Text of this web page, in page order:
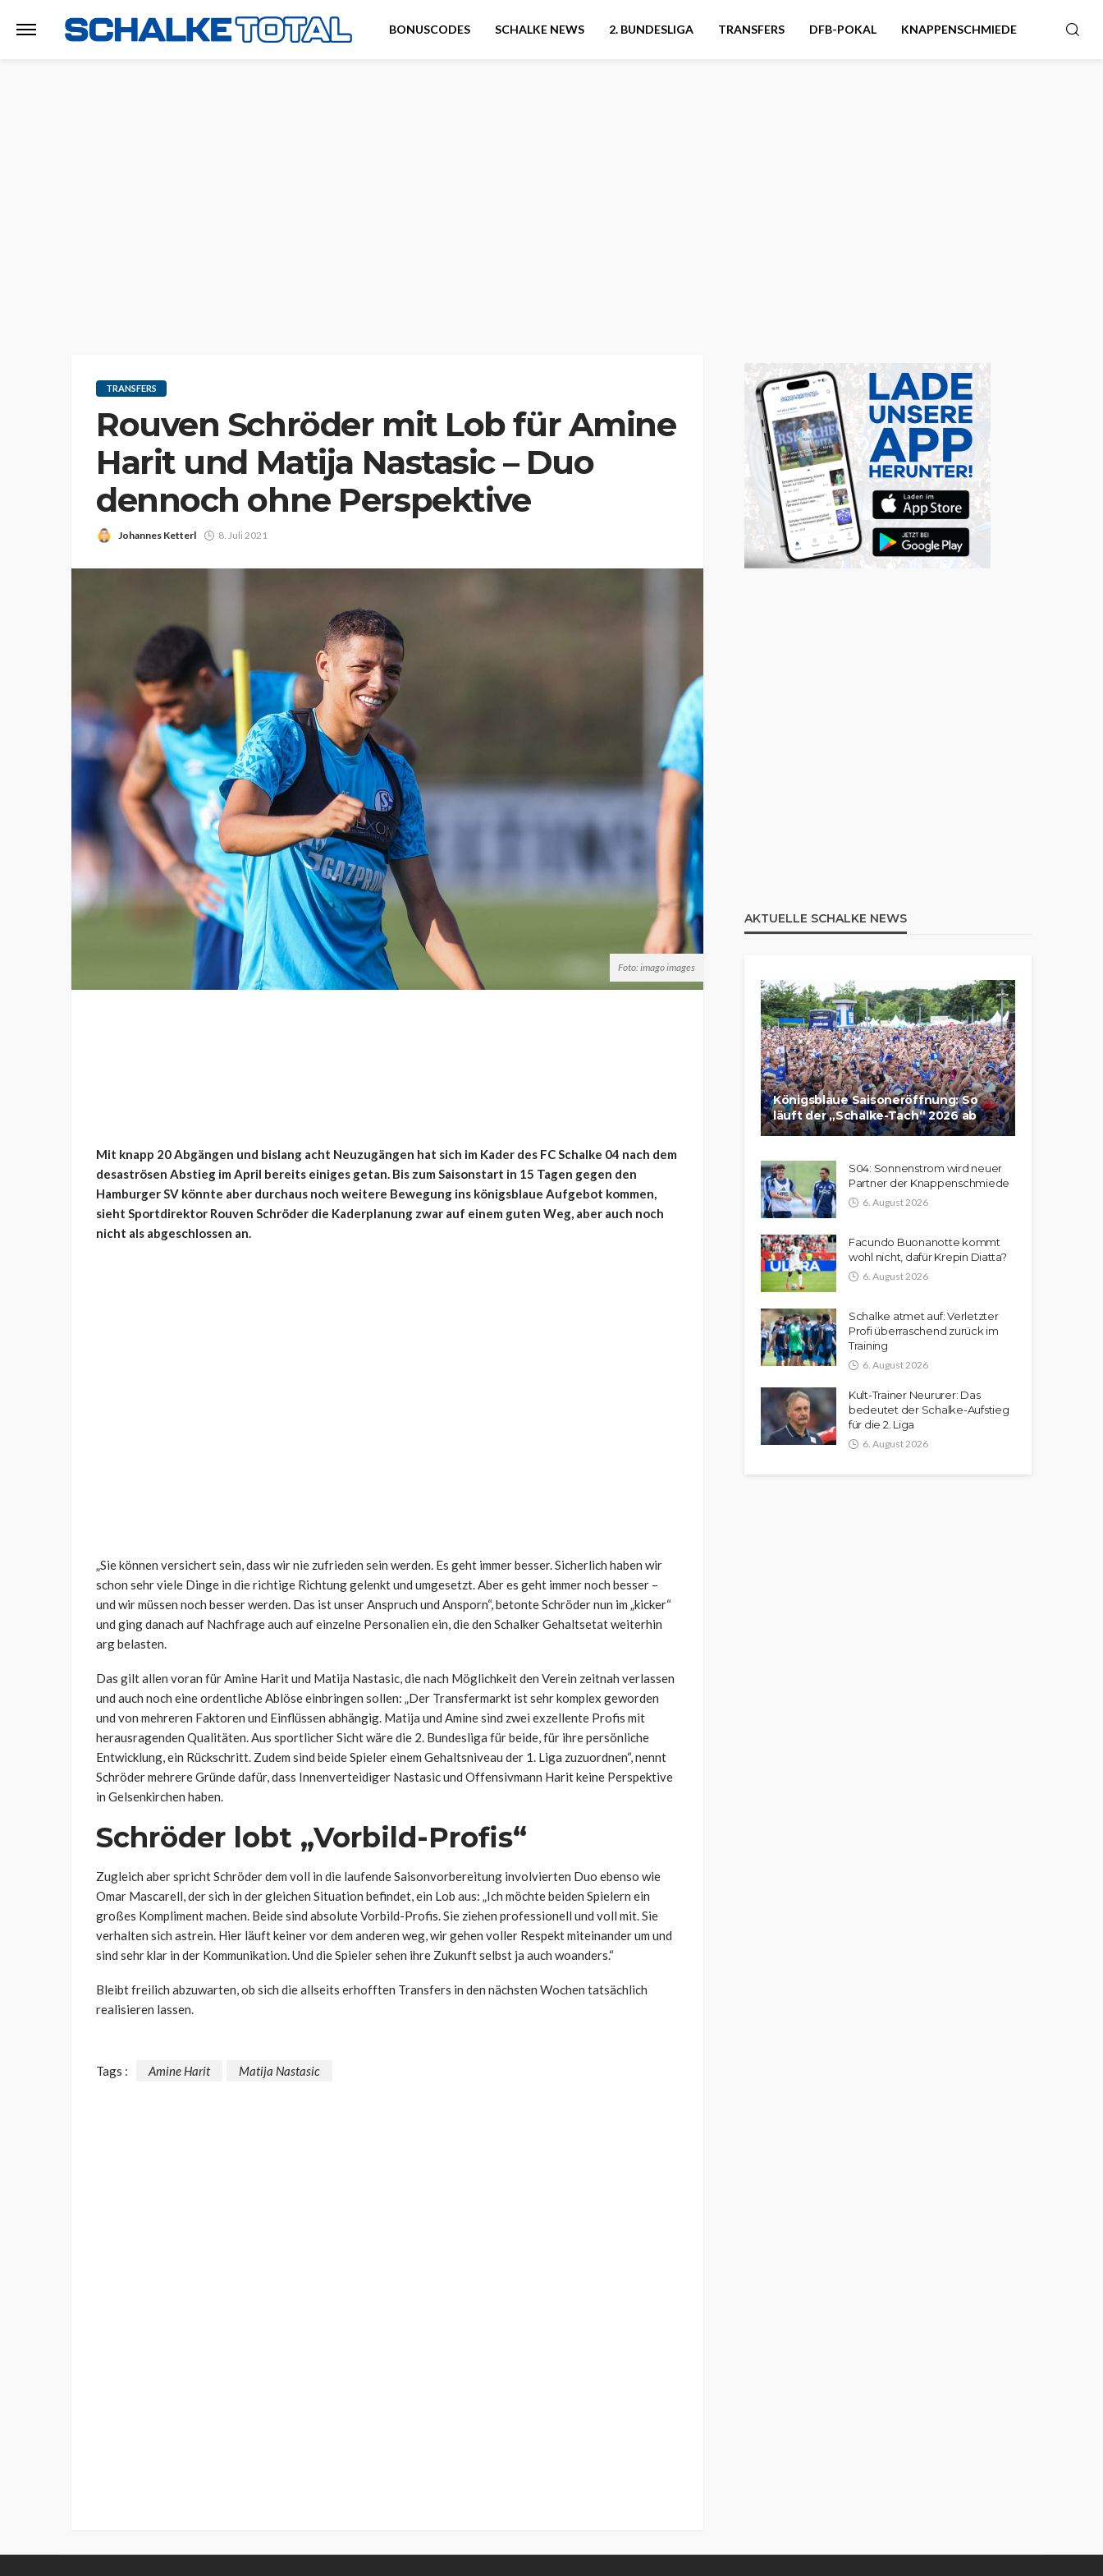
BONUSCODES SCHALKE NEWS 2. BUNDESLIGA TRANSFERS DFB-POKAL KNAPPENSCHMIEDE
TRANSFERS
Rouven Schröder mit Lob für Amine
Harit und Matija Nastasic – Duo
dennoch ohne Perspektive
Johannes Ketterl 8. Juli 2021
Foto: imago images
Mit knapp 20 Abgängen und bislang acht Neuzugängen hat sich im Kader des FC Schalke 04 nach dem
desaströsen Abstieg im April bereits einiges getan. Bis zum Saisonstart in 15 Tagen gegen den
Hamburger SV könnte aber durchaus noch weitere Bewegung ins königsblaue Aufgebot kommen,
sieht Sportdirektor Rouven Schröder die Kaderplanung zwar auf einem guten Weg, aber auch noch
nicht als abgeschlossen an.
„Sie können versichert sein, dass wir nie zufrieden sein werden. Es geht immer besser. Sicherlich haben wir
schon sehr viele Dinge in die richtige Richtung gelenkt und umgesetzt. Aber es geht immer noch besser –
und wir müssen noch besser werden. Das ist unser Anspruch und Ansporn“, betonte Schröder nun im „kicker“
und ging danach auf Nachfrage auch auf einzelne Personalien ein, die den Schalker Gehaltsetat weiterhin
arg belasten.
Das gilt allen voran für Amine Harit und Matija Nastasic, die nach Möglichkeit den Verein zeitnah verlassen
und auch noch eine ordentliche Ablöse einbringen sollen: „Der Transfermarkt ist sehr komplex geworden
und von mehreren Faktoren und Einflüssen abhängig. Matija und Amine sind zwei exzellente Profis mit
herausragenden Qualitäten. Aus sportlicher Sicht wäre die 2. Bundesliga für beide, für ihre persönliche
Entwicklung, ein Rückschritt. Zudem sind beide Spieler einem Gehaltsniveau der 1. Liga zuzuordnen“, nennt
Schröder mehrere Gründe dafür, dass Innenverteidiger Nastasic und Offensivmann Harit keine Perspektive
in Gelsenkirchen haben.
Schröder lobt „Vorbild-Profis“
Zugleich aber spricht Schröder dem voll in die laufende Saisonvorbereitung involvierten Duo ebenso wie
Omar Mascarell, der sich in der gleichen Situation befindet, ein Lob aus: „Ich möchte beiden Spielern ein
großes Kompliment machen. Beide sind absolute Vorbild-Profis. Sie ziehen professionell und voll mit. Sie
verhalten sich astrein. Hier läuft keiner vor dem anderen weg, wir gehen voller Respekt miteinander um und
sind sehr klar in der Kommunikation. Und die Spieler sehen ihre Zukunft selbst ja auch woanders.“
Bleibt freilich abzuwarten, ob sich die allseits erhofften Transfers in den nächsten Wochen tatsächlich
realisieren lassen.
Tags : Amine Harit Matija Nastasic
AKTUELLE SCHALKE NEWS
Königsblaue Saisoneröffnung: So
läuft der „Schalke-Tach“ 2026 ab
S04: Sonnenstrom wird neuer
Partner der Knappenschmiede
6. August 2026
Facundo Buonanotte kommt
wohl nicht, dafür Krepin Diatta?
6. August 2026
Schalke atmet auf: Verletzter
Profi überraschend zurück im
Training
6. August 2026
Kult-Trainer Neururer: Das
bedeutet der Schalke-Aufstieg
für die 2. Liga
6. August 2026